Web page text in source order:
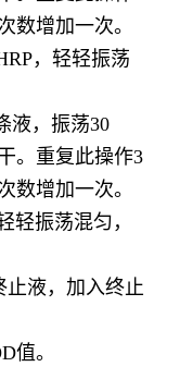
数增加一次。
，轻轻振荡
液，振荡30
。重复此操作3
数增加一次。
轻振荡混匀，
止液，加入终止
值。